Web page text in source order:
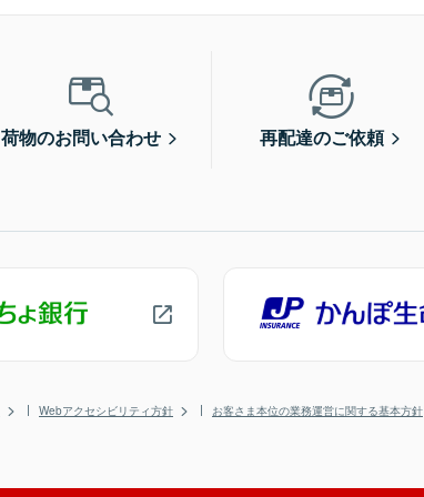
荷物のお問い合わせ 再配達のご依頼
Webアクセシビリティ方針 お客さま本位の業務運営に関する基本方針